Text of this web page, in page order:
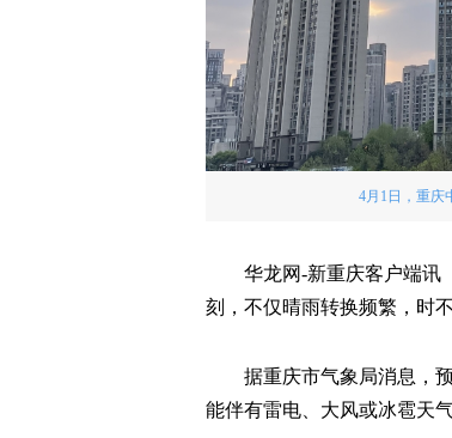
4月1日，重庆
华龙网-新重庆客户端讯
刻，不仅晴雨转换频繁，时
据重庆市气象局消息，
能伴有雷电、大风或冰雹天气